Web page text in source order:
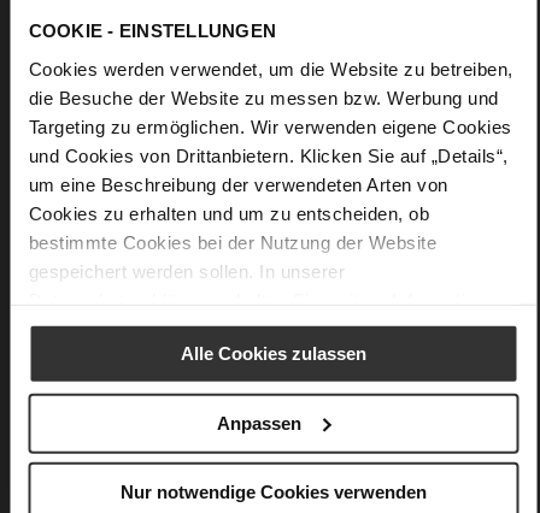
COOKIE - EINSTELLUNGEN
Cookies werden verwendet, um die Website zu betreiben,
die Besuche der Website zu messen bzw. Werbung und
Targeting zu ermöglichen. Wir verwenden eigene Cookies
und Cookies von Drittanbietern. Klicken Sie auf „Details“,
um eine Beschreibung der verwendeten Arten von
Cookies zu erhalten und um zu entscheiden, ob
bestimmte Cookies bei der Nutzung der Website
gespeichert werden sollen. In unserer
Alle Cookies zulassen
Anpassen
Nur notwendige Cookies verwenden
edles, hochwertiges Lammleder in matter
Optik
Care